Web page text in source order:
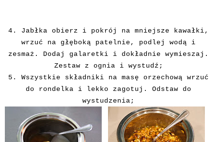
4. Jabłka obierz i pokrój na mniejsze kawałki,
wrzuć na głęboką patelnie, podlej wodą i
zesmaż. Dodaj galaretki i dokładnie wymieszaj.
Zestaw z ognia i wystudź;
5. Wszystkie składniki na masę orzechową wrzuć
do rondelka i lekko zagotuj. Odstaw do
wystudzenia;